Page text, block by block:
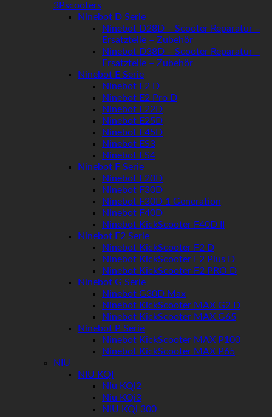
3Pscooters
Ninebot D Serie
Ninebot D28D – Scooter Reparatur –
Ersatzteile – Zubehör
Ninebot D38D – Scooter Reparatur –
Ersatzteile – Zubehör
Ninebot E Serie
Ninebot E2 D
Ninebot E2 Pro D
Ninebot E22D
Ninebot E25D
Ninebot E45D
Ninebot ES3
Ninebot ES4
Ninebot F Serie
Ninebot F20D
Ninebot F30D
Ninebot F30D 1 Generation
Ninebot F40D
Ninebot KickScooter F40D II
Ninebot F2 Serie
Ninebot KickScooter F2 D
Ninebot KickScooter F2 Plus D
Ninebot KickScooter F2 PRO D
Ninebot G Serie
Ninebot G30D Max
Ninebot KickScooter MAX G2 D
Ninebot KickScooter MAX G65
Ninebot P Serie
Ninebot KickScooter MAX P100
Ninebot KickScooter MAX P65
NIU
NIU KQI
Niu KQi2
Niu KQi3
NIU KQi 300